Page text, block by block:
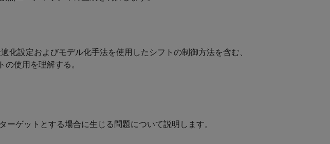
化設定およびモデル化手法を使用したシフトの制御方法を含む、
使用を理解する。
ゲットとする場合に生じる問題について説明します。